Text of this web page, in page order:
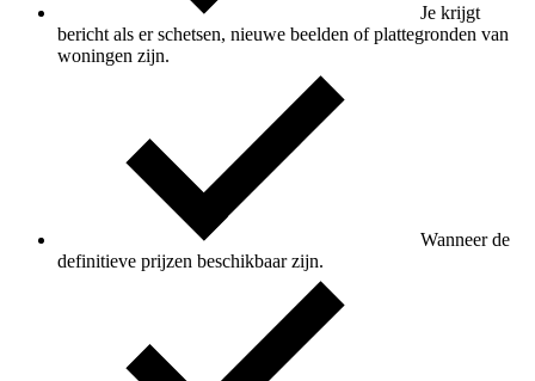
Je krijgt
bericht als er schetsen, nieuwe beelden of plattegronden van
woningen zijn.
Wanneer de
definitieve prijzen beschikbaar zijn.